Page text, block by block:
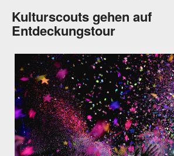
Kulturscouts gehen auf
Entdeckungstour